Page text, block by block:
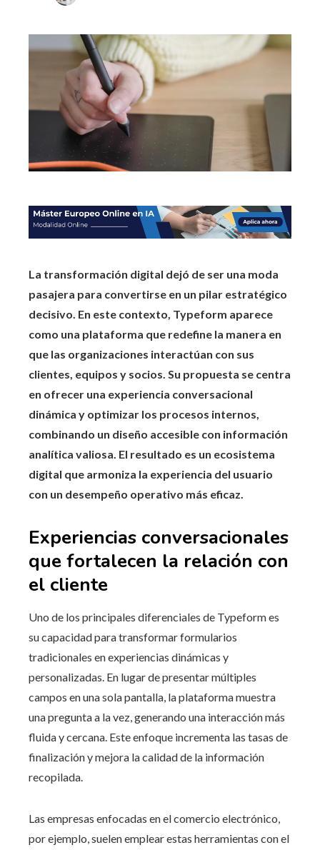
La transformación digital dejó de ser una moda
pasajera para convertirse en un pilar estratégico
decisivo. En este contexto, Typeform aparece
como una plataforma que redefine la manera en
que las organizaciones interactúan con sus
clientes, equipos y socios. Su propuesta se centra
en ofrecer una experiencia conversacional
dinámica y optimizar los procesos internos,
combinando un diseño accesible con información
analítica valiosa. El resultado es un ecosistema
digital que armoniza la experiencia del usuario
con un desempeño operativo más eficaz.
Experiencias conversacionales
que fortalecen la relación con
el cliente
Uno de los principales diferenciales de Typeform es
su capacidad para transformar formularios
tradicionales en experiencias dinámicas y
personalizadas. En lugar de presentar múltiples
campos en una sola pantalla, la plataforma muestra
una pregunta a la vez, generando una interacción más
fluida y cercana. Este enfoque incrementa las tasas de
finalización y mejora la calidad de la información
recopilada.
Las empresas enfocadas en el comercio electrónico,
por ejemplo, suelen emplear estas herramientas con el